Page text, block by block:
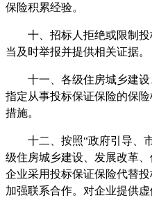
保险积累经验。
十、招标人拒绝或限制
当及时举报并提供相关证据。
十一、各级住房城乡建
指定从事投标保证保险的保
措施。
十二、按照“政府引导、
级住房城乡建设、发展改革
企业采用投标保证保险代替
加强联系合作。对企业提供